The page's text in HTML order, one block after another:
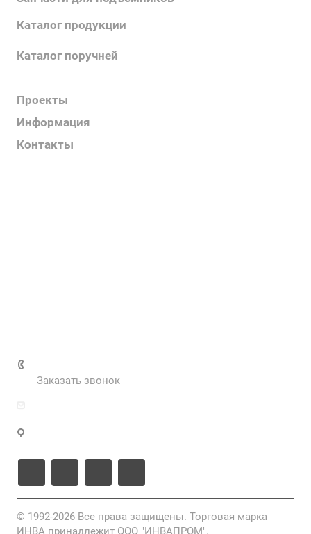
Каталог продукции
Каталог поручней
Проекты
Информация
Контакты
Заказать звонок
© 1992-2026 Все права защищены. Торговая марка
ИНВА принадлежит ООО "ИНВАПРОМ".